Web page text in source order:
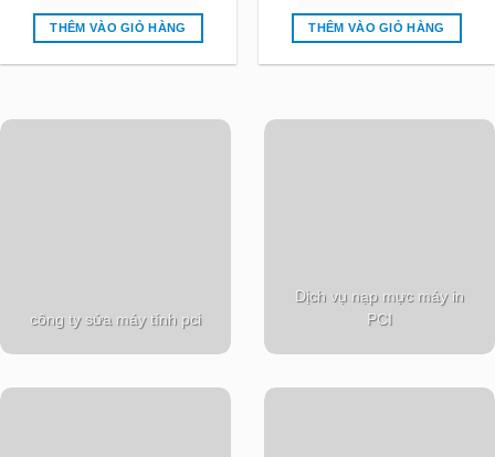
gốc
là:
hiện
THÊM VÀO GIỎ HÀNG
gốc
là:
hiện
THÊM VÀO GIỎ HÀNG
công ty sửa máy tính pci
Dịch vụ nạp mực máy in
PCI